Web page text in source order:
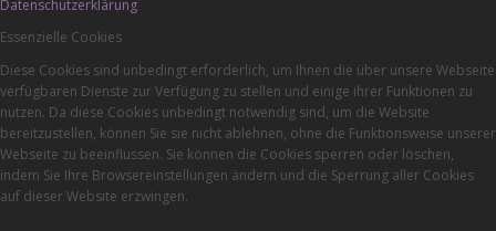
Datenschutzerklärung
Essenzielle Cookies
Diese Cookies sind unbedingt erforderlich, um Ihnen die über unsere Webseite
verfügbaren Dienste zur Verfügung zu stellen und einige ihrer Funktionen zu
nutzen. Da diese Cookies unbedingt notwendig sind, um die Website
bereitzustellen, können Sie sie nicht ablehnen, ohne die Funktionsweise unserer
Webseite zu beeinflussen. Sie können die Cookies sperren oder löschen,
indem Sie Ihre Browsereinstellungen ändern und die Sperrung aller Cookies
auf dieser Website erzwingen.